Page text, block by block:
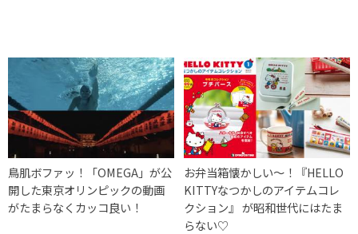
鳥肌ボファッ！「OMEGA」が公
開した東京オリンピックの動画
がたまらなくカッコ良い！
お弁当箱懐かしい〜！『HELLO
KITTYなつかしのアイテムコレ
クション』 が昭和世代にはたま
らない♡